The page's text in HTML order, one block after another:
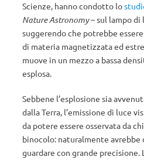
Scienze, hanno condotto lo
Nature Astronomy– sul lampo di
suggerendo che potrebbe
di materia magnetizzata ed
muove in un mezzo a bassa
esplosa.
Sebbene l’esplosione sia
dalla Terra, l’emissione di luce
da potere essere osservata da
binocolo: naturalmente avrebbe
guardare con grande precisione.